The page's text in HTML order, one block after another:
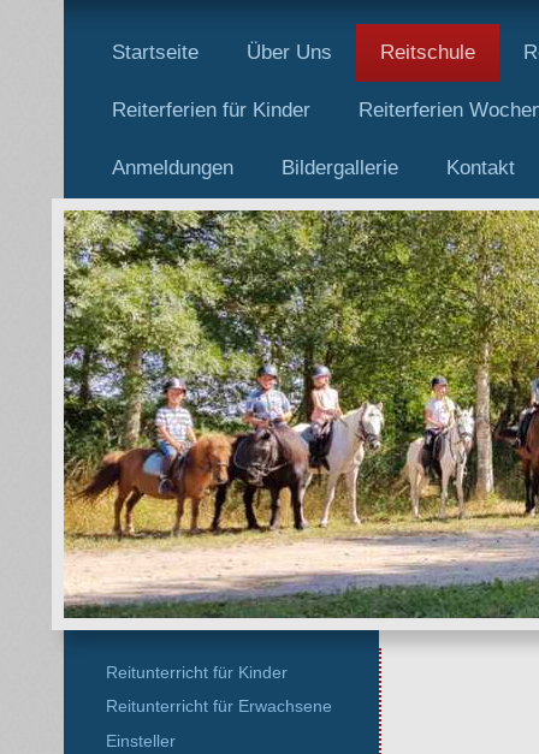
Startseite Über Uns Reitschule
Reiterferien für Kinder Reiterferien
Anmeldungen Bildergallerie Kontakt
Reitunterricht für Kinder
Reitunterricht für Erwachsene
Einsteller